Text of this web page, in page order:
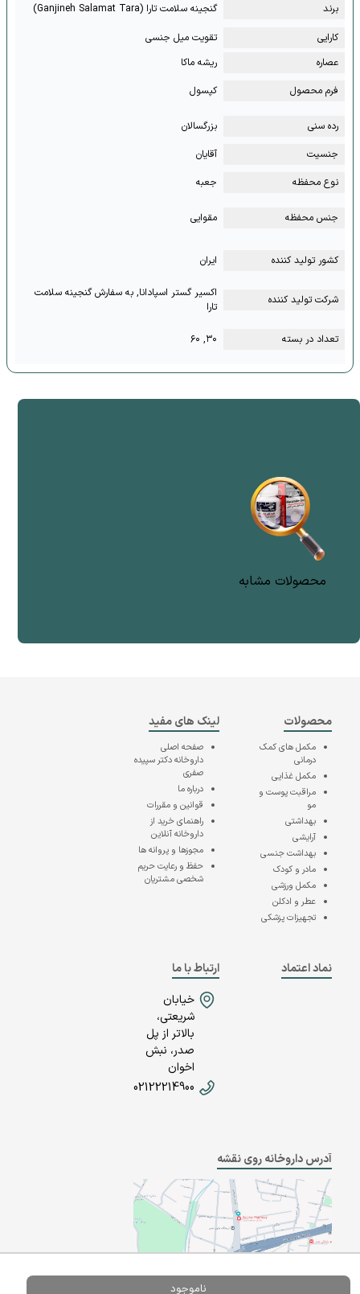
برند
گنجینه سلامت تارا (Ganjineh Salamat Tara)
کارایی
تقویت میل جنسی
عصاره
ریشه ماکا
فرم محصول
کپسول
رده سنی
بزرگسالان
جنسیت
آقایان
نوع محفظه
جعبه
جنس محفظه مقوایی
کشور تولید کننده ایران
شرکت تولید کننده
اکسیر گستر اسپادانا, به سفارش گنجینه سلامت
تارا
تعداد در بسته ۳۰, ۶۰
محصولات مشابه
ناموجود
محصولات
مکمل های کمک
درمانی
مکمل غذایی
مراقبت پوست و
مو
بهداشتی
آرایشی
بهداشت جنسی
مادر و کودک
مکمل ورزشی
عطر و ادکلن
تجهیزات پزشکی
لینک های مفید
صفحه اصلی
داروخانه دکتر سپیده
صفری
درباره ما
قوانین و مقررات
راهنمای خرید از
داروخانه آنلاین
مجوزها و پروانه ها
حفظ و رعایت حریم
شخصی مشتریان
نماد اعتماد
ارتباط با ما
خیابان
شریعتی،
بالاتر از پل
صدر، نبش
اخوان
02122214900
آدرس داروخانه روی نقشه